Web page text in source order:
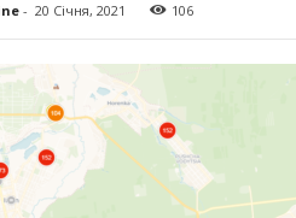
- 20 Січня, 2021 106